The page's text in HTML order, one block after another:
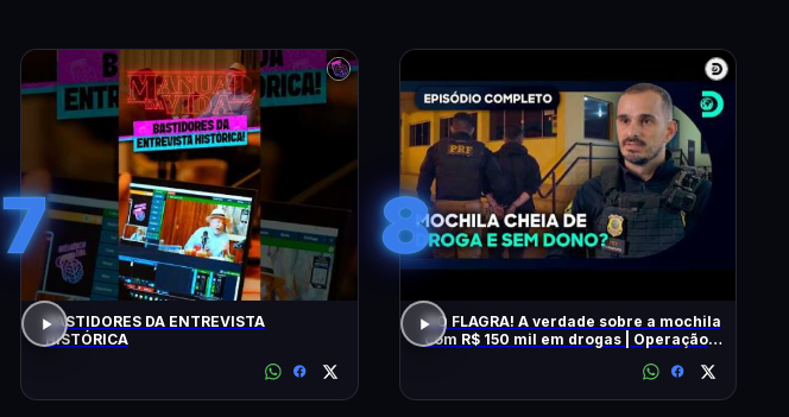
7
BASTIDORES DA ENTREVISTA
HISTÓRICA
8
NO FLAGRA! A verdade sobre a mochila
com R$ 150 mil em drogas | Operação